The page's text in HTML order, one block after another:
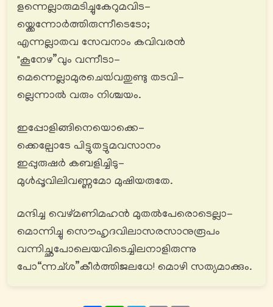
ളന്നെല്ലാരുമടിച്ചുകേറുമവിട-
യ്ക്കെന്നോര്‍ത്തിരുന്നീടെടോ;
എന്നല്ലാതവ സേവനാം കവിവരൻ
"കൂനേഴ”വും വന്നീടാ-
മെന്നെല്ലാമുരചെയ്‍വതുണ്ടു തടവി-
ല്ലെന്നാൽ വരും നിശ്ചയം.
ഇപ്പോളിങ്ങിനെയൊക്കെ-
ക്കെല്പോടേ പിട്ടുതട്ടുമവസാനം
ഇപ്പുരുഷർ കബളിച്ചിടു-
മുൾപ്പൂവിലിവണ്ണമോ മുഷിയരുതേ.
മന്ദിച്ച വെഴ്മണിമഹൻ മുതൽപേരൊടെല്ലാ-
മൊന്നിച്ചു സൌഹൃദവിലാസരസാനുരൂപം
വന്നിച്ഛപോലെയവിടെച്ചിലനാളിരുന്നു
പോ“ന്നച്ശ”കീര്‍ത്തിജലധേ! മൊഴി സത്യമാക്കും.